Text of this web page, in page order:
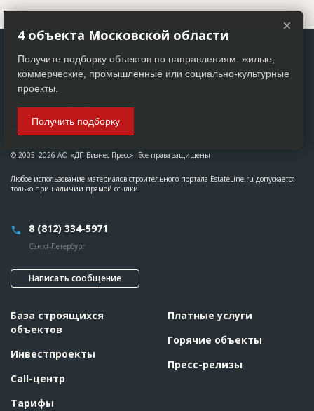
© 2005–2026 АО «ДП Бизнес Пресс». Все права защищены
Любое использование материалов строительного портала EstateLine.ru допускается
только при наличии прямой ссылки.
8 (812) 334-5971
Санкт-Петербург
Написать сообщение
База строящихся
объектов
Инвестпроекты
Call-центр
Тарифы
Платные услуги
Горячие объекты
Пресс-релизы
×
4 объекта Московской области
Получите подборку объектов по направлениям: жилые,
коммерческие, промышленные или социально-культурные
проекты.
Получить подборку